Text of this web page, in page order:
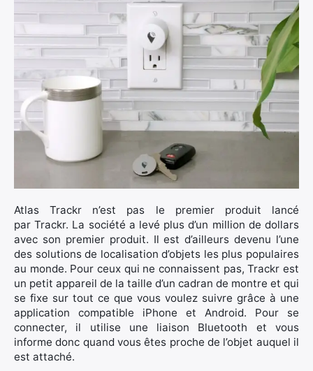
Atlas Trackr n’est pas le premier produit lancé
par Trackr. La société a levé plus d’un million de dollars
avec son premier produit. Il est d’ailleurs devenu l’une
des solutions de localisation d’objets les plus populaires
au monde. Pour ceux qui ne connaissent pas, Trackr est
un petit appareil de la taille d’un cadran de montre et qui
se fixe sur tout ce que vous voulez suivre grâce à une
application compatible iPhone et Android. Pour se
connecter, il utilise une liaison Bluetooth et vous
informe donc quand vous êtes proche de l’objet auquel il
est attaché.